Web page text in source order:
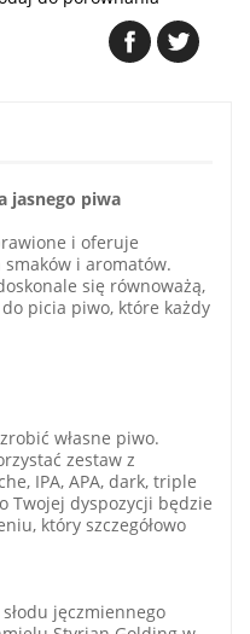
jasnego piwa
i oferuje
smaków i aromatów.
się równoważą,
picia piwo, które każdy
własne piwo.
zestaw z
IPA, APA, dark, triple
Twojej dyspozycji będzie
który szczegółowo
jęczmiennego